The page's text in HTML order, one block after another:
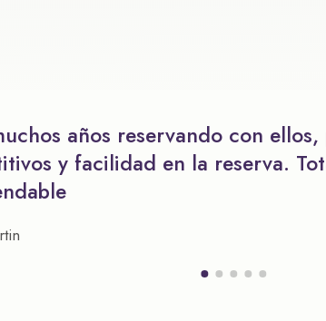
años reservando con
y facilidad en la reserva.